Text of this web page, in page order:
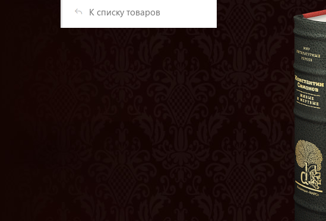
К списку товаров